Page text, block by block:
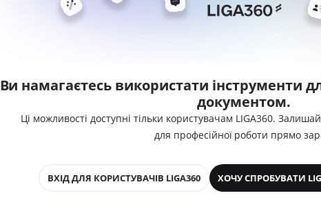
Ви намагаєтесь використати інструменти
документом.
Ці можливості доступні тільки користувачам LIGA360.
для професійної роботи прямо
ВХІД ДЛЯ КОРИСТУВАЧІВ LIGA360 ХОЧУ СПРОБУВАТИ